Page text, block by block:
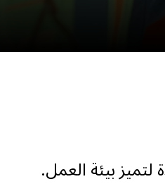
بيئة العمل.